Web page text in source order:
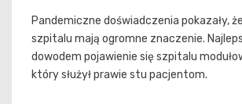
Pandemiczne doświadczenia pokazały,
szpitalu mają ogromne znaczenie.
dowodem pojawienie się szpitalu
który służył prawie stu pacjentom.